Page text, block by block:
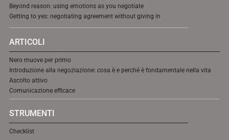
Beyond reason: using emotions as you negotiate
Getting to yes: negotiating agreement without giving in
ARTICOLI
Nero muove per primo
Introduzione alla negoziazione: cosa è e perché è fondamentale nella vita
Ascolto attivo
Comunicazione efficace
STRUMENTI
Checklist